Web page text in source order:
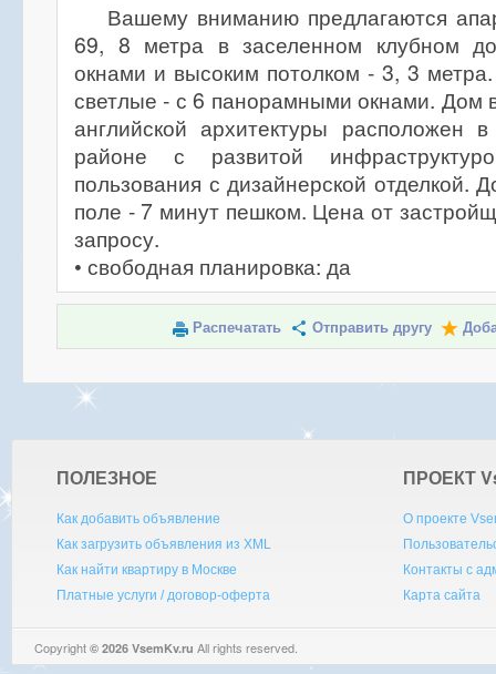
Вашему вниманию предлагаются
69, 8 метра в заселенном клубном
окнами и высоким потолком - 3, 3
светлые - с 6 панорамными окнами. Дом
английской архитектуры расположен
районе с развитой
пользования с дизайнерской отделкой.
поле - 7 минут пешком. Цена от
запросу.
• свободная планировка: да
Распечатать Отправить другу
ПОЛЕЗНОЕ
Как добавить объявление
Как загрузить объявления из XML
Как найти квартиру в Москве
Платные услуги / договор-оферта
ПРОЕКТ V
О проекте
Контакты с
Карта сайта
Copyright © 2026 VsemKv.ru All rights reserved.